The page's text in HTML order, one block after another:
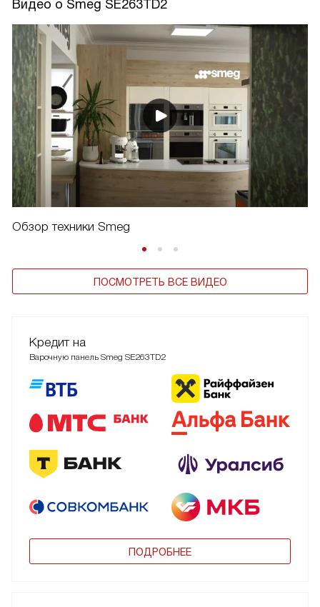
Видео о Smeg SE263TD2
Обзор техники Smeg
ПОСМОТРЕТЬ ВСЕ ВИДЕО
Кредит на
Варочную панель Smeg SE263TD2
ПОДРОБНЕЕ